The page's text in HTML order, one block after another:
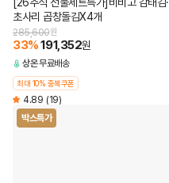
초사리 곱창돌김X4개
285,600원
33%191,352원
상온무료배송
최대 10% 중복쿠폰
4.89 (19)
박스특가